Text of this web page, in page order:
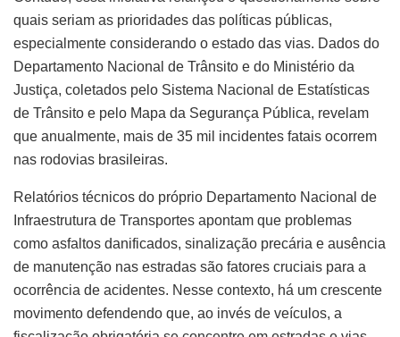
quais seriam as prioridades das políticas públicas,
especialmente considerando o estado das vias. Dados do
Departamento Nacional de Trânsito e do Ministério da
Justiça, coletados pelo Sistema Nacional de Estatísticas
de Trânsito e pelo Mapa da Segurança Pública, revelam
que anualmente, mais de 35 mil incidentes fatais ocorrem
nas rodovias brasileiras.
Relatórios técnicos do próprio Departamento Nacional de
Infraestrutura de Transportes apontam que problemas
como asfaltos danificados, sinalização precária e ausência
de manutenção nas estradas são fatores cruciais para a
ocorrência de acidentes. Nesse contexto, há um crescente
movimento defendendo que, ao invés de veículos, a